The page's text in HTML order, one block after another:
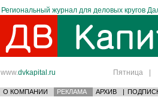
Региональный журнал для деловых кругов
www.dvkapital.ru Пятница |
О КОМПАНИИ РЕКЛАМА АРХИВ |